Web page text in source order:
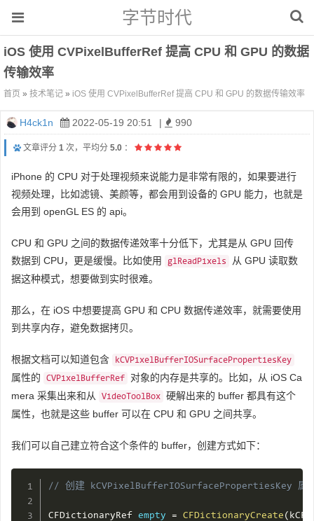
字节时代
iOS 使用 CVPixelBufferRef 提高 CPU 和 GPU 的数据
传输效率
首页 » 技术笔记 » iOS 使用 CVPixelBufferRef 提高 CPU 和 GPU 的数据传输效率
H4ck1n 2022-05-19 20:51 | 990
文章评分 1 次，平均分 5.0 ：
iPhone 的 CPU 对于处理视频来说能力是非常有限的，如果要进行
视频处理，比如滤镜、美颜等，都会用到设备的 GPU 能力，也就是
会用到 openGL ES 的 api。
CPU 和 GPU 之间的数据传递效率十分低下，尤其是从 GPU 回传
数据到 CPU，更是缓慢。比如使用
glReadPixels
从 GPU 读取数
据这种模式，想要做到实时很难。
那么，在 iOS 中想要提高 GPU 和 CPU 数据传递效率，就需要使用
到共享内存，避免数据拷贝。
根据文档可以知道包含 kCVPixelBufferIOSurfacePropertiesKey
属性的 CVPixelBufferRef
对象的内存是共享的。比如，从 iOS Ca
mera 采集出来和从
VideoToolBox 硬解出来的 buffer 都具有这个
属性，也就是这些 buffer 可以在 CPU 和 GPU 之间共享。
我们可以自己建立符合这个条件的 buffer，创建方式如下：
// 创建 kCVPixelBufferIOSurfacePropertiesKey 属
CFDictionaryRef empty = CFDictionaryCreate (